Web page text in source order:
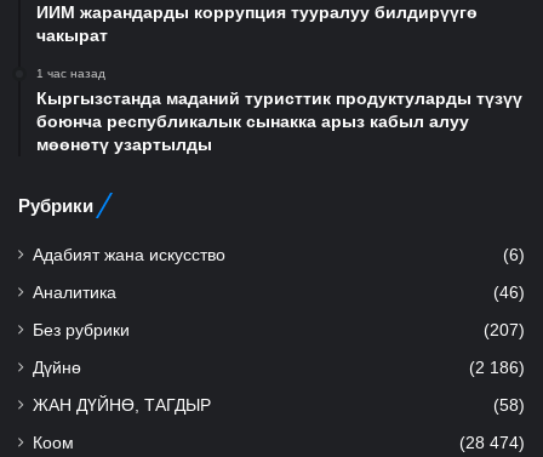
ИИМ жарандарды коррупция тууралуу билдирүүгө
чакырат
1 час назад
Кыргызстанда маданий туристтик продуктуларды түзүү
боюнча республикалык сынакка арыз кабыл алуу
мөөнөтү узартылды
Рубрики
Адабият жана искусство (6)
Аналитика (46)
Без рубрики (207)
Дүйнө (2 186)
ЖАН ДҮЙНӨ, ТАГДЫР (58)
Коом (28 474)